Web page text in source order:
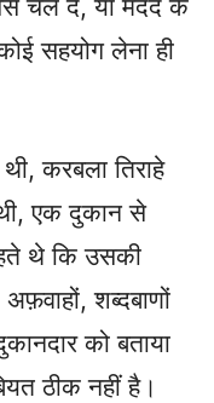
चल दें, या मदद के
सहयोग लेना ही
करबला तिराहे
एक दुकान से
थे कि उसकी
शब्दबाणों
को बताया
ठीक नहीं है।